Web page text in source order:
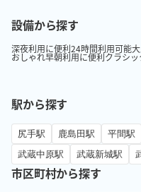
設備から探す
深夜利用に便利24時間利用可能
おしゃれ早朝利用に便利クラシッ
駅から探す
尻手駅 鹿島田駅 平間駅
武蔵中原駅
武蔵新城駅
市区町村から探す